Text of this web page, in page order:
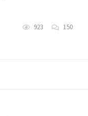
923 150